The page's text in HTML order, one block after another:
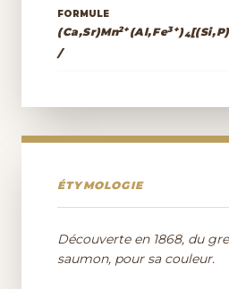
FORMULE
(Ca,Sr)Mn2+(Al,Fe3+)4
/
ÉTYMOLOGIE
Découverte en 1868, du
saumon, pour sa couleur.